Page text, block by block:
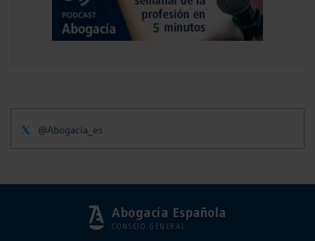
@Abogacia_es
Abogacía Española
CONSEJO GENERAL